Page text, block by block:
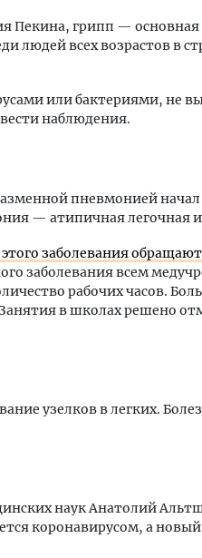
Пекина, грипп —
людей всех возрастов в
или бактериями, не
наблюдения.
пневмонией начал
— атипичная легочная
заболевания
заболевания всем
рабочих часов.
в школах решено
узелков в легких.
наук Анатолий
коронавирусом, а